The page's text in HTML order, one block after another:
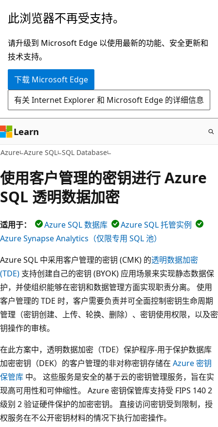
跳
主
要
内
此浏览器不再受支持。
请升级到 Microsoft Edge 以使用最新的功能、安全更新和
技术支持。
下载 Microsoft Edge
有关 Internet Explorer 和 Microsoft Edge 的详细信息
Learn
Azure Azure SQL SQL Database
使用客户管理的密钥进行 Azure
SQL 透明数据加密
适用于： Azure SQL 数据库
Azure SQL 托管实例
Azure Synapse Analytics（仅限专用 SQL 池）
Azure SQL 中采用客户管理的密钥 (CMK) 的透明数据加密
(TDE) 支持创建自己的密钥 (BYOK) 应用场景来实现静态数据保
护，并使组织能够在密钥和数据管理方面实现职责分离。 使用
客户管理的 TDE 时，客户需要负责并可全面控制密钥生命周期
管理（密钥创建、上传、轮换、删除）、密钥使用权限，以及密
钥操作的审核。
在此方案中，透明数据加密（TDE）保护程序-用于保护数据库
加密密钥（DEK）的客户管理的非对称密钥存储在 Azure 密钥
保管库 中。 这些服务是安全的基于云的密钥管理服务，旨在实
现高可用性和可伸缩性。 Azure 密钥保管库支持受 FIPS 140 2
级别 2 验证硬件保护的加密密钥。 直接访问密钥受到限制，授
权服务在不公开密钥材料的情况下执行加密操作。